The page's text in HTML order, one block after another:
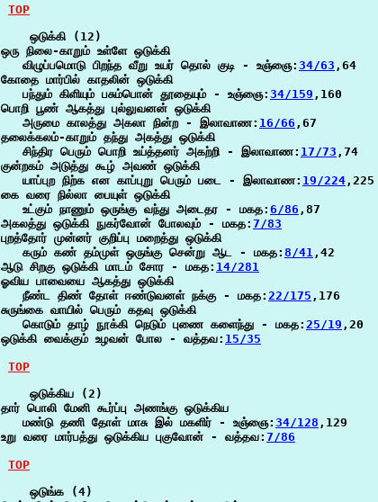
TOP
    ஒடுக்கி (12)
ஒரு நிலை-காறும் உள்ளே ஒடுக்கி
   விழுப்பமொடு பிறந்த வீறு உயர் தொல் குடி - உஞ்ஞை:
34/63 ,64
கோதை மார்பில் காதலின் ஒடுக்கி
   பந்தும் கிளியும் பசும்பொன் தூதையும் - உஞ்ஞை:
34/159 ,160
பொறி பூண் ஆகத்து புல்லுவனன் ஒடுக்கி
   அருமை காலத்து அகலா நின்ற - இலாவாண:
16/66 ,67
தலைக்கலம்-காறும் தந்து அகத்து ஒடுக்கி
   சிந்திர பெரும் பொறி உய்த்தனர் அகற்றி - இலாவாண:
17/73 ,74
குன்றகம் அடுத்து கூழ் அவண் ஒடுக்கி
   யாப்புற நிற்க என காப்புறு பெரும் படை - இலாவாண:
19/224,225
கை வரை நில்லா பையுள் ஒடுக்கி
   உட்கும் நாணும் ஒருங்கு வந்து அடைதர - மகத:
6/86 ,87
அகலத்து ஒடுக்கி நுகர்வோன் போலவும் - மகத: 7/83
புறத்தோர் முன்னர் குறிப்பு மறைத்து ஒடுக்கி
   கரும் கண் தம்முள் ஒருங்கு சென்று ஆட - மகத:
8/41,42
ஆடு சிறகு ஒடுக்கி மாடம் சோர - மகத: 14/281
ஓவிய பாவையை ஆகத்து ஒடுக்கி
   நீண்ட திண் தோள் ஈண்டுவனள் நக்கு - மகத:
22/175 ,176
சுருங்கை வாயில் பெரும் கதவு ஒடுக்கி
   கொடும் தாழ் நூக்கி நெடும் புணை களைந்து - மகத:
25/19 ,20
ஒடுக்கி வைக்கும் உழவன் போல - வத்தவ: 15/35
TOP
    ஒடுக்கிய (2)
தார் பொலி மேனி கூர்ப்பு அணங்கு ஒடுக்கிய
   மண்டு தணி தோள் மாசு இல் மகளிர் - உஞ்ஞை:
34/128 ,129
உறு வரை மார்பத்து ஒடுக்கிய புகுவோன் - வத்தவ: 7/86
TOP
    ஒடுங்க (4)